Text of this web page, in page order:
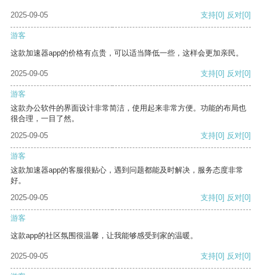
2025-09-05 支持[0] 反对[0]
游客
这款加速器app的价格有点贵，可以适当降低一些，这样会更加亲民。
2025-09-05 支持[0] 反对[0]
游客
这款办公软件的界面设计非常简洁，使用起来非常方便。功能的布局也
很合理，一目了然。
2025-09-05
支持[0] 反对[0]
游客
这款加速器app的客服很贴心，遇到问题都能及时解决，服务态度非常
好。
2025-09-05
支持[0] 反对[0]
游客
这款app的社区氛围很温馨，让我能够感受到家的温暖。
2025-09-05 支持[0] 反对[0]